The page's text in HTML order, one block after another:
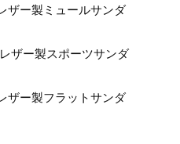
ザー製ミュールサンダ
ザー製スポーツサンダ
ザー製フラットサンダ